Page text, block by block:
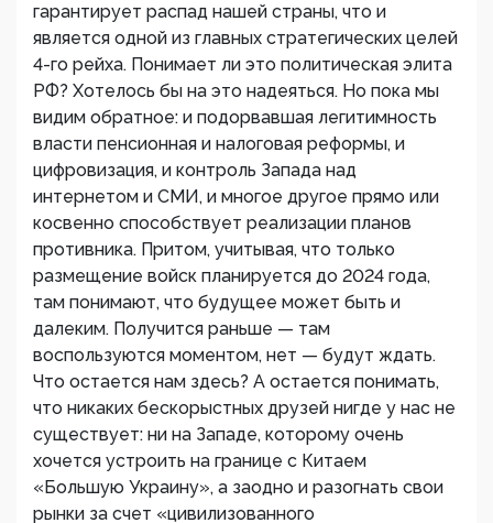
гарантирует распад нашей страны, что и
является одной из главных стратегических целей
4-го рейха. Понимает ли это политическая элита
РФ? Хотелось бы на это надеяться. Но пока мы
видим обратное: и подорвавшая легитимность
власти пенсионная и налоговая реформы, и
цифровизация, и контроль Запада над
интернетом и СМИ, и многое другое прямо или
косвенно способствует реализации планов
противника. Притом, учитывая, что только
размещение войск планируется до 2024 года,
там понимают, что будущее может быть и
далеким. Получится раньше — там
воспользуются моментом, нет — будут ждать.
Что остается нам здесь? А остается понимать,
что никаких бескорыстных друзей нигде у нас не
существует: ни на Западе, которому очень
хочется устроить на границе с Китаем
«Большую Украину», а заодно и разогнать свои
рынки за счет «цивилизованного